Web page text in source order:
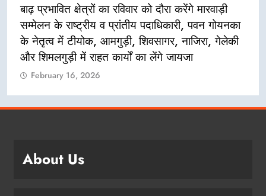
बाढ़ प्रभावित क्षेत्रों का रविवार को दौरा करेंगे मारवाड़ी
सम्मेलन के राष्ट्रीय व प्रांतीय पदाधिकारी, पवन गोयनका
के नेतृत्व में टीयोक, आमगुड़ी, शिवसागर, नाजिरा, गेलेकी
और शिमलगुड़ी में राहत कार्यों का लेंगे जायजा
February 16, 2026
About Us